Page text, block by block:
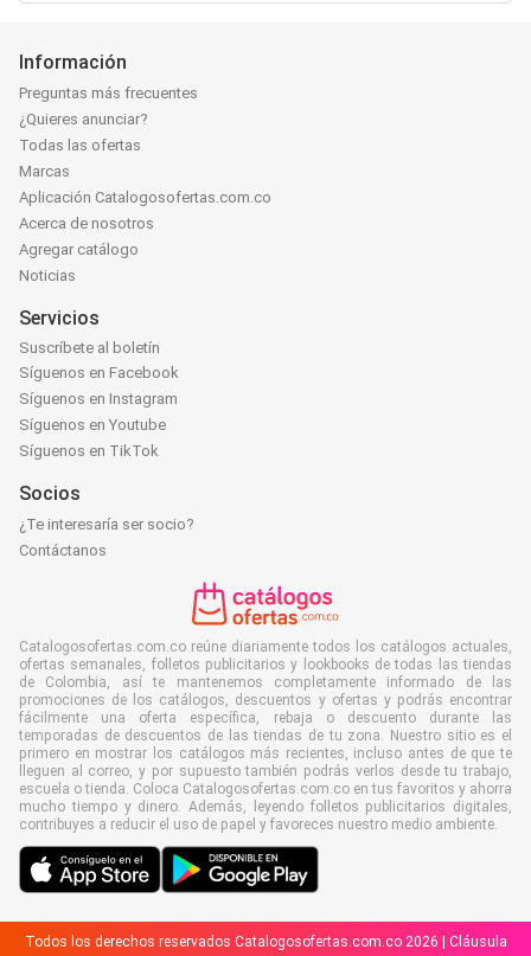
Información
Preguntas más frecuentes
¿Quieres anunciar?
Todas las ofertas
Marcas
Aplicación Catalogosofertas.com.co
Acerca de nosotros
Agregar catálogo
Noticias
Servicios
Suscríbete al boletín
Síguenos en Facebook
Síguenos en Instagram
Síguenos en Youtube
Síguenos en TikTok
Socios
¿Te interesaría ser socio?
Contáctanos
Catalogosofertas.com.co reúne diariamente todos los catálogos actuales,
ofertas semanales, folletos publicitarios y lookbooks de todas las tiendas
de Colombia, así te mantenemos completamente informado de las
promociones de los catálogos, descuentos y ofertas y podrás encontrar
fácilmente una oferta específica, rebaja o descuento durante las
temporadas de descuentos de las tiendas de tu zona. Nuestro sitio es el
primero en mostrar los catálogos más recientes, incluso antes de que te
lleguen al correo, y por supuesto también podrás verlos desde tu trabajo,
escuela o tienda. Coloca Catalogosofertas.com.co en tus favoritos y ahorra
mucho tiempo y dinero. Además, leyendo folletos publicitarios digitales,
contribuyes a reducir el uso de papel y favoreces nuestro medio ambiente.
Todos los derechos reservados Catalogosofertas.com.co 2026 | Cláusula